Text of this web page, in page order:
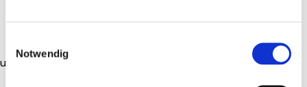
Notwendig
uschi.enslin@schreinerei-enslin.de